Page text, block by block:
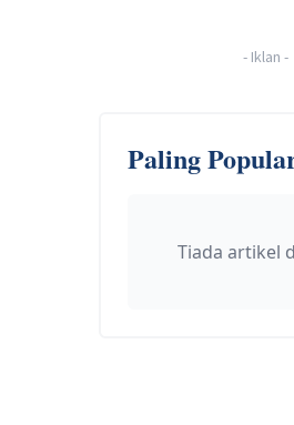
- Iklan -
Paling
Tiada artikel